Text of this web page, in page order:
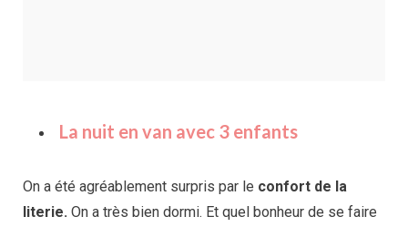
La nuit en van avec 3 enfants
On a été agréablement surpris par le confort de la
literie. On a très bien dormi. Et quel bonheur de se faire